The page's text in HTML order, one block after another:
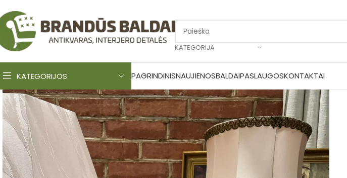
KATEGORIJA
KATEGORIJOS PAGRINDINISNAUJIENOSBALDAIPASLAUGOSKONTAKTAI